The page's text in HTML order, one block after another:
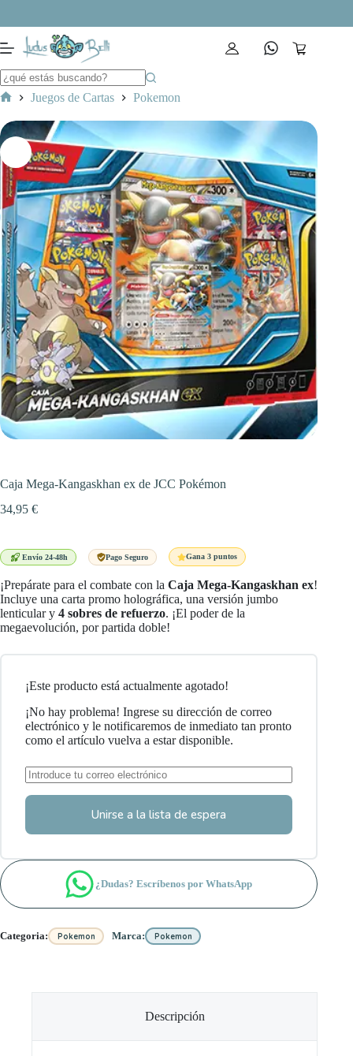
contenido
Carro
Juegos de Cartas Pokemon
Caja Mega-Kangaskhan ex de JCC Pokémon
34,95 €
Envío 24-48h Pago Seguro Gana 3 puntos
¡Prepárate para el combate con la Caja Mega-Kangaskhan ex!
Incluye una carta promo holográfica, una versión jumbo
lenticular y 4 sobres de refuerzo. ¡El poder de la
megaevolución, por partida doble!
¡Este producto está actualmente agotado!
¡No hay problema! Ingrese su dirección de correo
electrónico y le notificaremos de inmediato tan pronto
como el artículo vuelva a estar disponible.
Unirse a la lista de espera
¿Dudas? Escríbenos por WhatsApp
Categoria: Pokemon Marca: Pokemon
Descripción